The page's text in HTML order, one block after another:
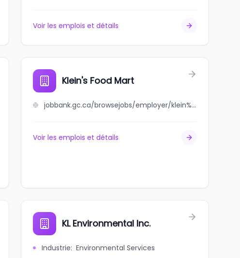
Voir les emplois et détails
Klein's Food Mart
jobbank.gc.ca/browsejobs/employer/klein%27s+food+mart/ca
Voir les emplois et détails
KL Environmental Inc.
Industrie: Environmental Services